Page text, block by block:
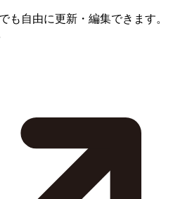
も自由に更新・編集できます。